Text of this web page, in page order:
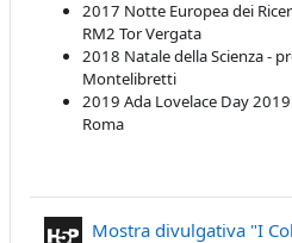
2017 Notte Europea dei
RM2 Tor Vergata
2018 Natale della Scienza -
Montelibretti
2019 Ada Lovelace Day
Roma
Mostra divulgativa "I